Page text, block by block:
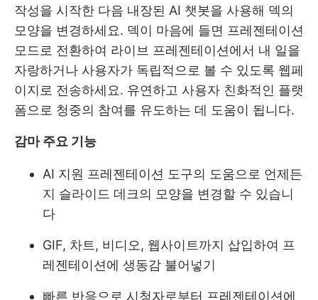
작성을 시작한 다음 내장된 AI 챗봇을 사용해 덱의
모양을 변경하세요. 덱이 마음에 들면 프레젠테이션
모드로 전환하여 라이브 프레젠테이션에서 내 일을
자랑하거나 사용자가 독립적으로 볼 수 있도록 웹페
이지로 전송하세요. 유연하고 사용자 친화적인 플랫
폼으로 청중의 참여를 유도하는 데 도움이 됩니다.
감마 주요 기능
AI 지원 프레젠테이션 도구의 도움으로 언제든
지 슬라이드 데크의 모양을 변경할 수 있습니
다
GIF, 차트, 비디오, 웹사이트까지 삽입하여 프
레젠테이션에 생동감 불어넣기
빠른 반응으로 시청자로부터 프레젠테이션에